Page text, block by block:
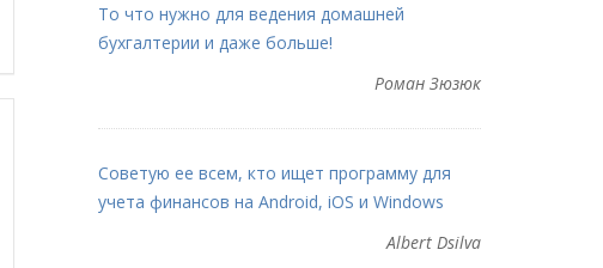
То что нужно для ведения домашней
бухгалтерии и даже больше!
Роман Зюзюк
Советую ее всем, кто ищет программу для
учета финансов на Android, iOS и Windows
Albert Dsilva